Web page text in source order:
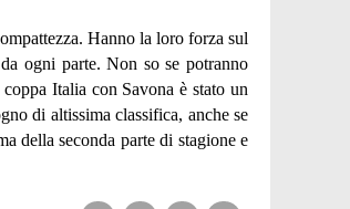
Hanno la loro forza sul
ogni parte. Non so se potranno
Italia con Savona è stato un
di altissima classifica, anche se
della seconda parte di stagione e